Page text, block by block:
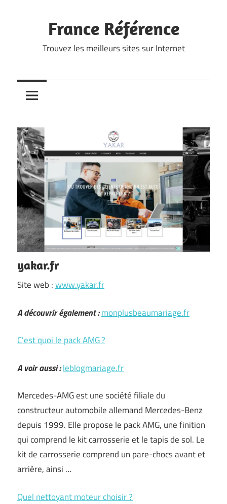
France Référence
Trouvez les meilleurs sites sur Internet
yakar.fr
Site web :www.yakar.fr
A découvrir également :monplusbeaumariage.fr
C’est quoi le pack AMG ?
A voir aussi :leblogmariage.fr
Mercedes-AMG est une société filiale du
constructeur automobile allemand Mercedes-Benz
depuis 1999. Elle propose le pack AMG, une finition
qui comprend le kit carrosserie et le tapis de sol. Le
kit de carrosserie comprend un pare-chocs avant et
arrière, ainsi …
Quel nettoyant moteur choisir ?